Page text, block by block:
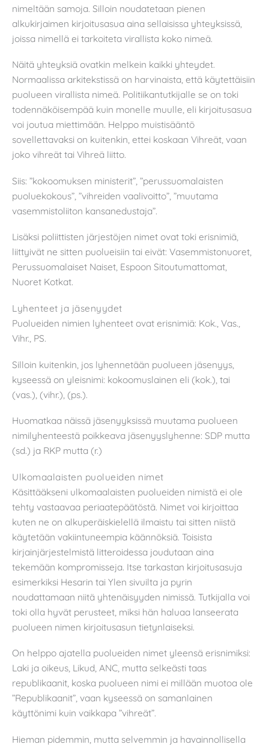
nimeltään samoja. Silloin noudatetaan pienen
alkukirjaimen kirjoitusasua aina sellaisissa yhteyksissä,
joissa nimellä ei tarkoiteta virallista koko nimeä.
Näitä yhteyksiä ovatkin melkein kaikki yhteydet.
Normaalissa arkitekstissä on harvinaista, että käytettäisiin
puolueen virallista nimeä. Politiikantutkijalle se on toki
todennäköisempää kuin monelle muulle, eli kirjoitusasua
voi joutua miettimään. Helppo muistisääntö
sovellettavaksi on kuitenkin, ettei koskaan Vihreät, vaan
joko vihreät tai Vihreä liitto.
Siis: ”kokoomuksen ministerit”, ”perussuomalaisten
puoluekokous”, ”vihreiden vaalivoitto”, ”muutama
vasemmistoliiton kansanedustaja”.
Lisäksi poliittisten järjestöjen nimet ovat toki erisnimiä,
liittyivät ne sitten puolueisiin tai eivät: Vasemmistonuoret,
Perussuomalaiset Naiset, Espoon Sitoutumattomat,
Nuoret Kotkat.
Lyhenteet ja jäsenyydet
Puolueiden nimien lyhenteet ovat erisnimiä: Kok., Vas.,
Vihr., PS.
Silloin kuitenkin, jos lyhennetään puolueen jäsenyys,
kyseessä on yleisnimi: kokoomuslainen eli (kok.), tai
(vas.), (vihr.), (ps.).
Huomatkaa näissä jäsenyyksissä muutama puolueen
nimilyhenteestä poikkeava jäsenyyslyhenne: SDP mutta
(sd.) ja RKP mutta (r.)
Ulkomaalaisten puolueiden nimet
Käsittääkseni ulkomaalaisten puolueiden nimistä ei ole
tehty vastaavaa periaatepäätöstä. Nimet voi kirjoittaa
kuten ne on alkuperäiskielellä ilmaistu tai sitten niistä
käytetään vakiintuneempia käännöksiä. Toisista
kirjainjärjestelmistä litteroidessa joudutaan aina
tekemään kompromisseja. Itse tarkastan kirjoitusasuja
esimerkiksi Hesarin tai Ylen sivuilta ja pyrin
noudattamaan niitä yhtenäisyyden nimissä. Tutkijalla voi
toki olla hyvät perusteet, miksi hän haluaa lanseerata
puolueen nimen kirjoitusasun tietynlaiseksi.
On helppo ajatella puolueiden nimet yleensä erisnimiksi:
Laki ja oikeus, Likud, ANC, mutta selkeästi taas
republikaanit, koska puolueen nimi ei millään muotoa ole
”Republikaanit”, vaan kyseessä on samanlainen
käyttönimi kuin vaikkapa ”vihreät”.
Hieman pidemmin, mutta selvemmin ja havainnollisella